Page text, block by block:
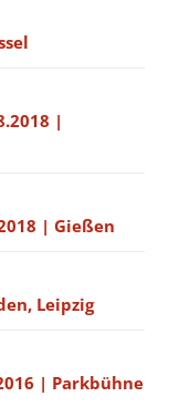
|
| Gießen
Leipzig
| Parkbühne